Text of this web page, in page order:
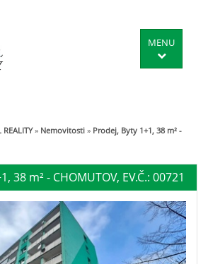
MENU
REALITY» Nemovitosti » Prodej, Byty 1+1, 38 m² -
38 m²- CHOMUTOV, EV.Č.: 00721